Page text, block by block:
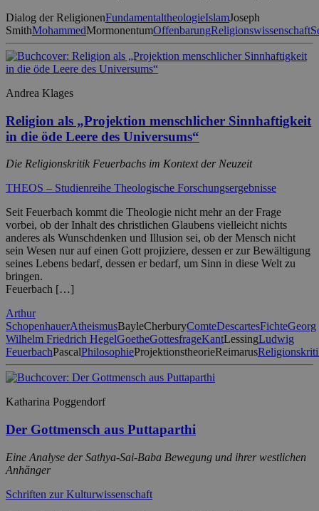
Dialog der ReligionenFundamentaltheologieIslamJoseph
SmithMohammedMormonentumOffenbarungReligionswissenschaft
Andrea Klages
Religion als „Projektion menschlicher Sinnhaftigkeit
in die öde Leere des Universums“
Die Religionskritik Feuerbachs im Kontext der Neuzeit
THEOS – Studienreihe Theologische Forschungsergebnisse
Seit Feuerbach kommt die Theologie nicht mehr an der Frage
vorbei, ob der Inhalt des christlichen Glaubens vielleicht nichts
anderes als Wunschdenken und Illusion sei, ob der Mensch nicht
sein Wesen nur auf einen Gott projiziere, dessen er zur Bewältigung
seines Lebens bedarf, dessen er bedarf, um Sinn in diese Welt zu
bringen.
Feuerbach […]
Arthur
SchopenhauerAtheismusBayleCherburyComteDescartesFichteGeorg
Wilhelm Friedrich HegelGoetheGottesfrageKantLessingLudwig
FeuerbachPascalPhilosophieProjektionstheorieReimarus
Katharina Poggendorf
Der Gottmensch aus Puttaparthi
Eine Analyse der Sathya-Sai-Baba Bewegung und ihrer westlichen
Anhänger
Schriften zur Kulturwissenschaft